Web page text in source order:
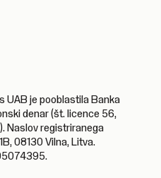
UAB je pooblastila Banka
denar (št. licence 56,
Naslov registriranega
08130 Vilna, Litva.